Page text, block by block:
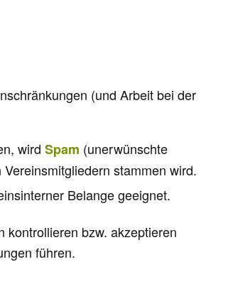
(und Arbeit bei der
wird Spam (unerwünschte
stammen wird.
Belange geeignet.
kontrollieren bzw. akzeptieren
führen.